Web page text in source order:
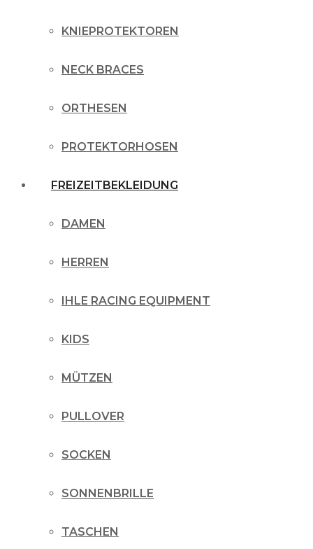
KNIEPROTEKTOREN
NECK BRACES
ORTHESEN
PROTEKTORHOSEN
FREIZEITBEKLEIDUNG
DAMEN
HERREN
IHLE RACING EQUIPMENT
KIDS
MÜTZEN
PULLOVER
SOCKEN
SONNENBRILLE
TASCHEN